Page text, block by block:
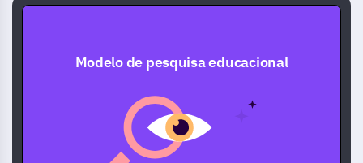
Modelo de pesquisa educacional